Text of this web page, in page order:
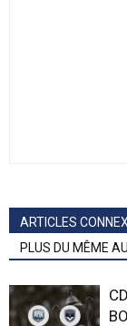
ARTICLES
PLUS DU MÊME